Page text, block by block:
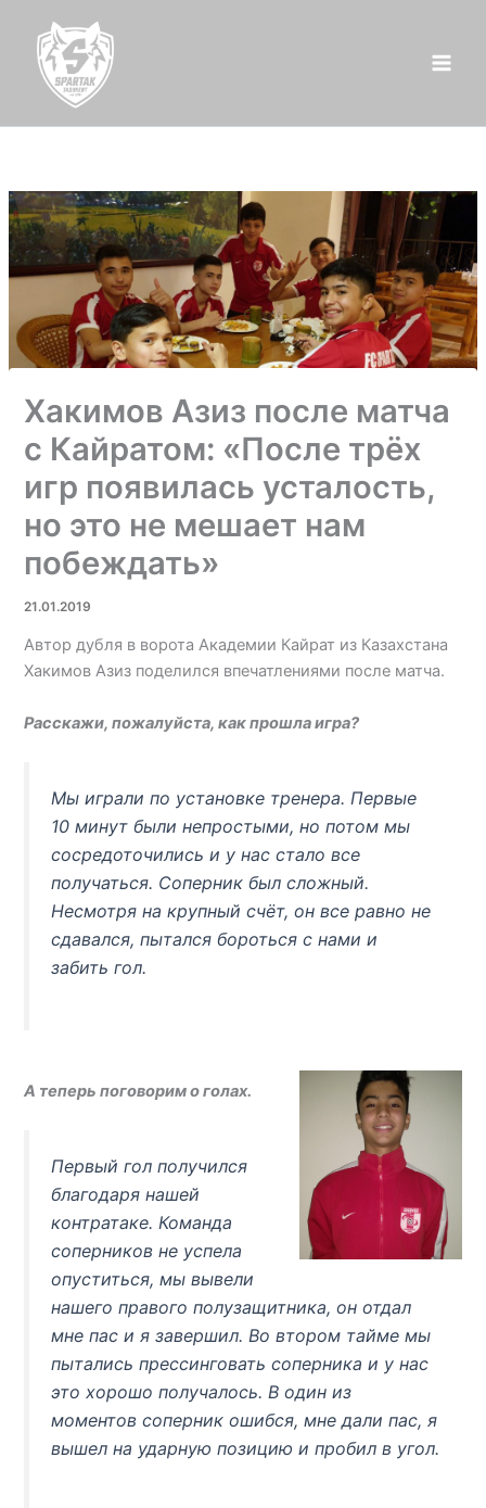
содержимому
Хакимов Азиз после матча
с Кайратом: «После трёх
игр появилась усталость,
но это не мешает нам
побеждать»
21.01.2019
Автор дубля в ворота Академии Кайрат из Казахстана
Хакимов Азиз поделился впечатлениями после матча.
Расскажи, пожалуйста, как прошла игра?
Мы играли по установке тренера. Первые
10 минут были непростыми, но потом мы
сосредоточились и у нас стало все
получаться. Соперник был сложный.
Несмотря на крупный счёт, он все равно не
сдавался, пытался бороться с нами и
забить гол.
А теперь поговорим о голах.
Первый гол получился
благодаря нашей
контратаке. Команда
соперников не успела
опуститься, мы вывели
нашего правого полузащитника, он отдал
мне пас и я завершил. Во втором тайме мы
пытались прессинговать соперника и у нас
это хорошо получалось. В один из
моментов соперник ошибся, мне дали пас, я
вышел на ударную позицию и пробил в угол.